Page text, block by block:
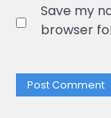
Save my
browser